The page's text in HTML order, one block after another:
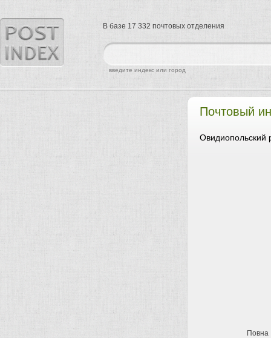
Почтовый
Овидиопольский
Повна
найти
введите индекс или город
В базе 17 332 почтовых отделения